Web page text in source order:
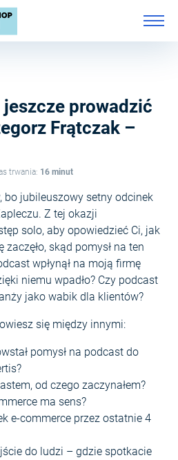
prowadzić
Frątczak –
trwania: 16 minut
bo jubileuszowy setny odcinek
Z tej okazji
solo, aby opowiedzieć Ci, jak
skąd pomysł na ten
wpłynął na moją firmę
niemu wpadło? Czy podcast
jako wabik dla klientów?
się między innymi:
pomysł na podcast do
od czego zaczynałem?
ma sens?
e-commerce przez ostatnie 4
do ludzi – gdzie spotkacie